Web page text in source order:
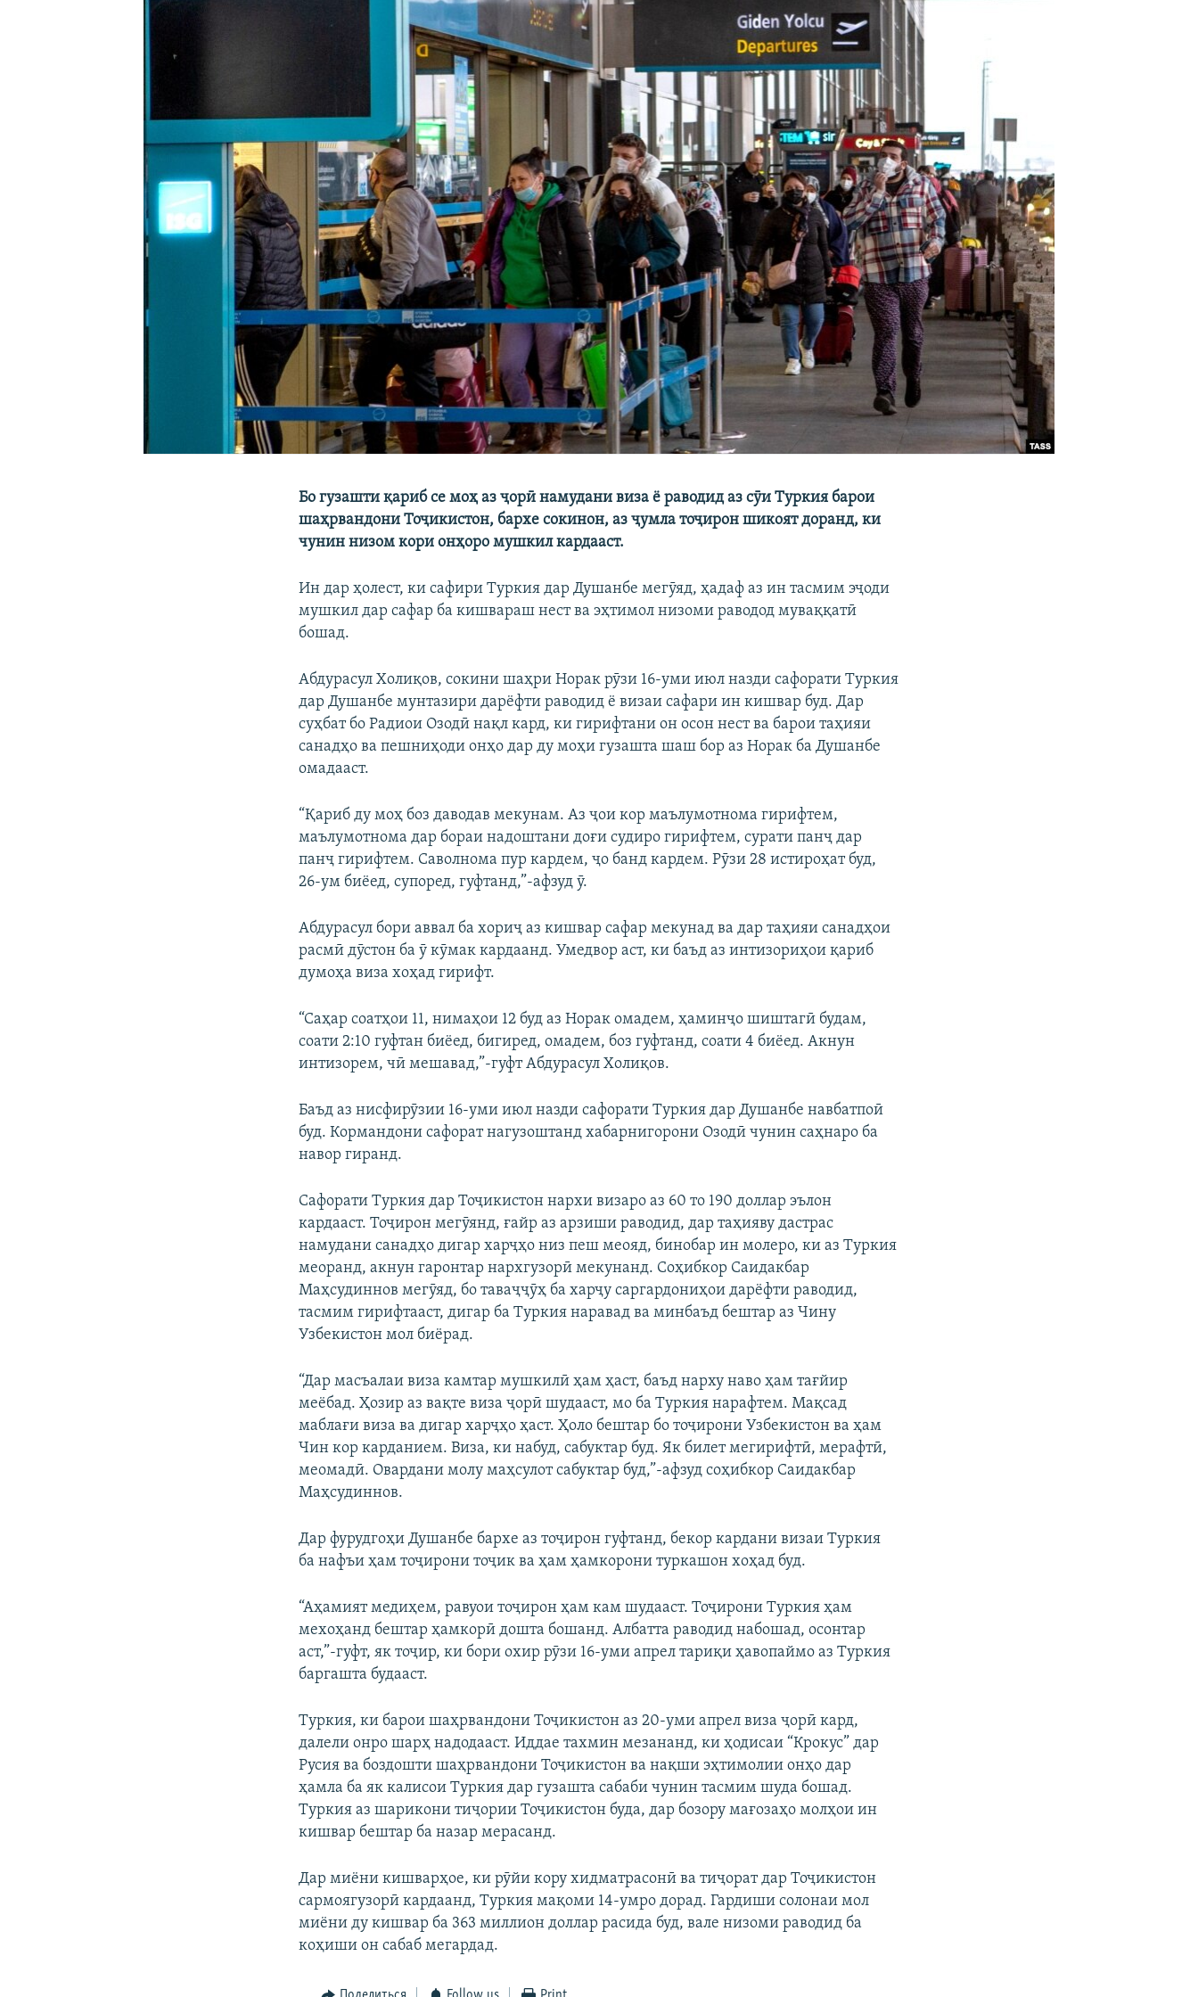
Бо гузашти қариб се моҳ аз ҷорӣ намудани виза ё раводид аз сӯи Туркия барои
шаҳрвандони Тоҷикистон, бархе сокинон, аз ҷумла тоҷирон шикоят доранд, ки
чунин низом кори онҳоро мушкил кардааст.
Ин дар ҳолест, ки сафири Туркия дар Душанбе мегӯяд, ҳадаф аз ин тасмим эҷоди
мушкил дар сафар ба кишвараш нест ва эҳтимол низоми раводод муваққатӣ
бошад.
Абдурасул Холиқов, сокини шаҳри Норак рӯзи 16-уми июл назди сафорати Туркия
дар Душанбе мунтазири дарёфти раводид ё визаи сафари ин кишвар буд. Дар
суҳбат бо Радиои Озодӣ нақл кард, ки гирифтани он осон нест ва барои таҳияи
санадҳо ва пешниҳоди онҳо дар ду моҳи гузашта шаш бор аз Норак ба Душанбе
омадааст.
“Қариб ду моҳ боз даводав мекунам. Аз ҷои кор маълумотнома гирифтем,
маълумотнома дар бораи надоштани доғи судиро гирифтем, сурати панҷ дар
панҷ гирифтем. Саволнома пур кардем, ҷо банд кардем. Рӯзи 28 истироҳат буд,
26-ум биёед, супоред, гуфтанд,”-афзуд ӯ.
Абдурасул бори аввал ба хориҷ аз кишвар сафар мекунад ва дар таҳияи санадҳои
расмӣ дӯстон ба ӯ кӯмак кардаанд. Умедвор аст, ки баъд аз интизориҳои қариб
думоҳа виза хоҳад гирифт.
“Саҳар соатҳои 11, нимаҳои 12 буд аз Норак омадем, ҳаминҷо шиштагӣ будам,
соати 2:10 гуфтан биёед, бигиред, омадем, боз гуфтанд, соати 4 биёед. Акнун
интизорем, чӣ мешавад,”-гуфт Абдурасул Холиқов.
Баъд аз нисфирӯзии 16-уми июл назди сафорати Туркия дар Душанбе навбатпоӣ
буд. Кормандони сафорат нагузоштанд хабарнигорони Озодӣ чунин саҳнаро ба
навор гиранд.
Сафорати Туркия дар Тоҷикистон нархи визаро аз 60 то 190 доллар эълон
кардааст. Тоҷирон мегӯянд, ғайр аз арзиши раводид, дар таҳияву дастрас
намудани санадҳо дигар харҷҳо низ пеш меояд, бинобар ин молеро, ки аз Туркия
меоранд, акнун гаронтар нархгузорӣ мекунанд. Соҳибкор Саидакбар
Маҳсудиннов мегӯяд, бо таваҷҷӯҳ ба харҷу саргардониҳои дарёфти раводид,
тасмим гирифтааст, дигар ба Туркия наравад ва минбаъд бештар аз Чину
Узбекистон мол биёрад.
“Дар масъалаи виза камтар мушкилӣ ҳам ҳаст, баъд нарху наво ҳам тағйир
меёбад. Ҳозир аз вақте виза ҷорӣ шудааст, мо ба Туркия нарафтем. Мақсад
маблағи виза ва дигар харҷҳо ҳаст. Ҳоло бештар бо тоҷирони Узбекистон ва ҳам
Чин кор карданием. Виза, ки набуд, сабуктар буд. Як билет мегирифтӣ, мерафтӣ,
меомадӣ. Овардани молу маҳсулот сабуктар буд,”-афзуд соҳибкор Саидакбар
Маҳсудиннов.
Дар фурудгоҳи Душанбе бархе аз тоҷирон гуфтанд, бекор кардани визаи Туркия
ба нафъи ҳам тоҷирони тоҷик ва ҳам ҳамкорони туркашон хоҳад буд.
“Аҳамият медиҳем, равуои тоҷирон ҳам кам шудааст. Тоҷирони Туркия ҳам
мехоҳанд бештар ҳамкорӣ дошта бошанд. Албатта раводид набошад, осонтар
аст,”-гуфт, як тоҷир, ки бори охир рӯзи 16-уми апрел тариқи ҳавопаймо аз Туркия
баргашта будааст.
Туркия, ки барои шаҳрвандони Тоҷикистон аз 20-уми апрел виза ҷорӣ кард,
далели онро шарҳ надодааст. Иддае тахмин мезананд, ки ҳодисаи “Крокус” дар
Русия ва боздошти шаҳрвандони Тоҷикистон ва нақши эҳтимолии онҳо дар
ҳамла ба як калисои Туркия дар гузашта сабаби чунин тасмим шуда бошад.
Туркия аз шарикони тиҷории Тоҷикистон буда, дар бозору мағозаҳо молҳои ин
кишвар бештар ба назар мерасанд.
Дар миёни кишварҳое, ки рӯйи кору хидматрасонӣ ва тиҷорат дар Тоҷикистон
сармоягузорӣ кардаанд, Туркия мақоми 14-умро дорад. Гардиши солонаи мол
миёни ду кишвар ба 363 миллион доллар расида буд, вале низоми раводид ба
коҳиши он сабаб мегардад.